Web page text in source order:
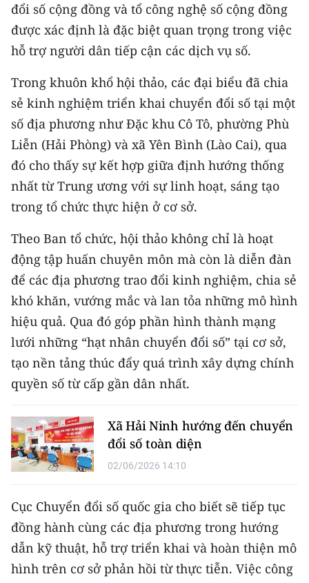
đổi số cộng đồng và tổ công nghệ số cộng đồng
được xác định là đặc biệt quan trọng trong việc
hỗ trợ người dân tiếp cận các dịch vụ số.
Trong khuôn khổ hội thảo, các đại biểu đã chia
sẻ kinh nghiệm triển khai chuyển đổi số tại một
số địa phương như Đặc khu Cô Tô, phường Phù
Liễn (Hải Phòng) và xã Yên Bình (Lào Cai), qua
đó cho thấy sự kết hợp giữa định hướng thống
nhất từ Trung ương với sự linh hoạt, sáng tạo
trong tổ chức thực hiện ở cơ sở.
Theo Ban tổ chức, hội thảo không chỉ là hoạt
động tập huấn chuyên môn mà còn là diễn đàn
để các địa phương trao đổi kinh nghiệm, chia sẻ
khó khăn, vướng mắc và lan tỏa những mô hình
hiệu quả. Qua đó góp phần hình thành mạng
lưới những “hạt nhân chuyển đổi số” tại cơ sở,
tạo nền tảng thúc đẩy quá trình xây dựng chính
quyền số từ cấp gần dân nhất.
Xã Hải Ninh hướng đến chuyển
đổi số toàn diện
02/06/2026 14:10
Cục Chuyển đổi số quốc gia cho biết sẽ tiếp tục
đồng hành cùng các địa phương trong hướng
dẫn kỹ thuật, hỗ trợ triển khai và hoàn thiện mô
hình trên cơ sở phản hồi từ thực tiễn. Việc công